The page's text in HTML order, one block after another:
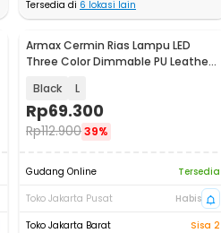
Tersedia di 6 lokasi lain
Armax Cermin Rias Lampu LED
Three Color Dimmable PU Leather
Black L
Rp69.300
Rp112.90039%
Gudang Online
Tersedia
Toko Jakarta Pusat
Habis
Toko Jakarta Barat
Sisa 2